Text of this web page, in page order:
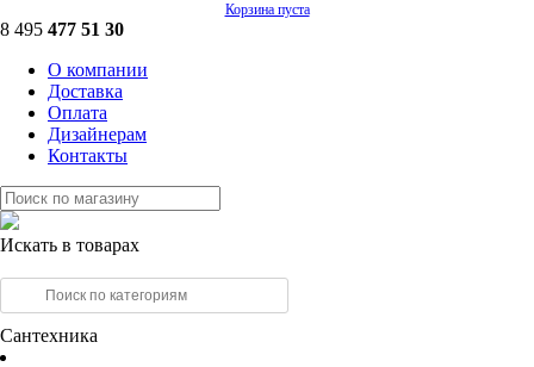
Корзина пуста
8 495 477 51 30
О компании
Доставка
Оплата
Дизайнерам
Контакты
Искать в товарах
Сантехника